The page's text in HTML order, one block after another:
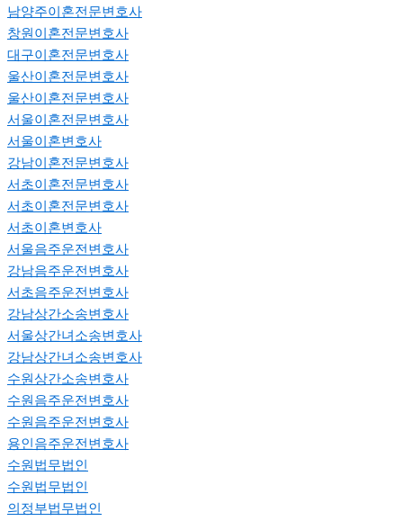
남양주이혼전문변호사
창원이혼전문변호사
대구이혼전문변호사
울산이혼전문변호사
울산이혼전문변호사
서울이혼전문변호사
서울이혼변호사
강남이혼전문변호사
서초이혼전문변호사
서초이혼전문변호사
서초이혼변호사
서울음주운전변호사
강남음주운전변호사
서초음주운전변호사
강남상간소송변호사
서울상간녀소송변호사
강남상간녀소송변호사
수원상간소송변호사
수원음주운전변호사
수원음주운전변호사
용인음주운전변호사
수원법무법인
수원법무법인
의정부법무법인